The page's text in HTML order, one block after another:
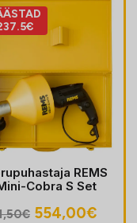
REMS
Cobra S Set
€ Algne
554,00€